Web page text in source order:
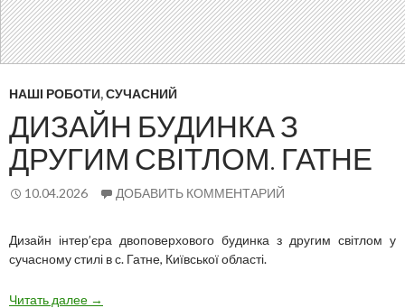
НАШІ РОБОТИ,СУЧАСНИЙ
ДИЗАЙН БУДИНКА З
ДРУГИМ СВІТЛОМ. ГАТНЕ
10.04.2026 ДОБАВИТЬ КОММЕНТАРИЙ
Дизайн інтер’єра двоповерхового будинка з другим світлом у
сучасному стилі в с. Гатне, Київської області.
Читать далее Дизайн
→